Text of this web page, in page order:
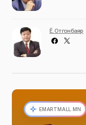
Ё. Отгонбаяр
EMARTMALL.MN